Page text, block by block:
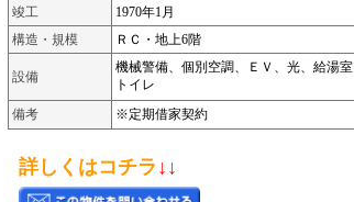
竣工
1970年1月
構造・規模
ＲＣ・地上6階
設備
機械警備、個別空調、ＥＶ、光、給湯室
トイレ
備考
※定期借家契約
詳しくはコチラ ↓↓